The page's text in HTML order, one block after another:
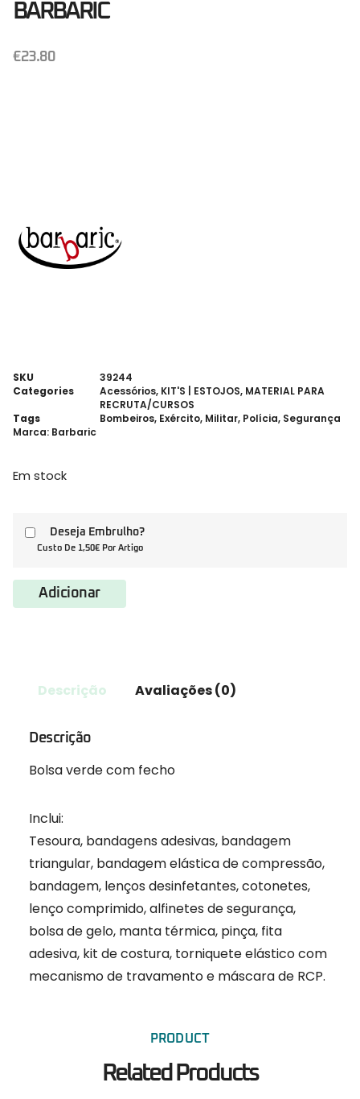
BARBARIC
€23.80
SKU
39244
Categories
Acessórios, KIT'S | ESTOJOS, MATERIAL PARA
RECRUTA/CURSOS
Tags
Bombeiros, Exército, Militar, Polícia, Segurança
Marca: Barbaric
Em stock
Deseja Embrulho?
Custo De 1,50€ Por Artigo
Adicionar
Descrição Avaliações (0)
Descrição
Bolsa verde com fecho
Inclui:
Tesoura, bandagens adesivas, bandagem
triangular, bandagem elástica de compressão,
bandagem, lenços desinfetantes, cotonetes,
lenço comprimido, alfinetes de segurança,
bolsa de gelo, manta térmica, pinça, fita
adesiva, kit de costura, torniquete elástico com
mecanismo de travamento e máscara de RCP.
PRODUCT
Related Products